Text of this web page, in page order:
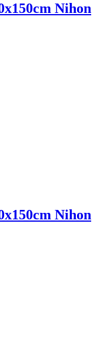
Nihon
Nihon